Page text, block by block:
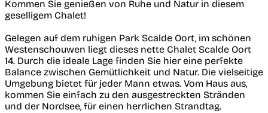
Kommen Sie genießen von Ruhe und Natur in diesem
geselligem Chalet!
Gelegen auf dem ruhigen Park Scalde Oort, im schönen
Westenschouwen liegt dieses nette Chalet Scalde Oort
14. Durch die ideale Lage finden Sie hier eine perfekte
Balance zwischen Gemütlichkeit und Natur. Die vielseitige
Umgebung bietet für jeder Mann etwas. Vom Haus aus,
kommen Sie einfach zu den ausgestreckten Stränden
und der Nordsee, für einen herrlichen Strandtag.